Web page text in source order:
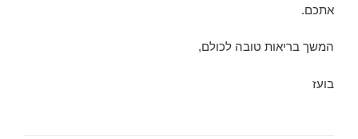
אתכם.
המשך בריאות טובה לכולם,
בועז